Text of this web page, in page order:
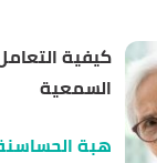
كيفية
السمعية
هبة